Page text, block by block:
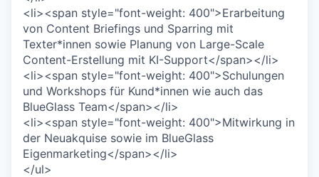
<li><span style="font-weight: 400">Erarbeitung
von Content Briefings und Sparring mit
Texter*innen sowie Planung von Large-Scale
Content-Erstellung mit KI-Support</span></li>
<li><span style="font-weight: 400">Schulungen
und Workshops für Kund*innen wie auch das
BlueGlass Team</span></li>
<li><span style="font-weight: 400">Mitwirkung in
der Neuakquise sowie im BlueGlass
Eigenmarketing</span></li>
</ul>